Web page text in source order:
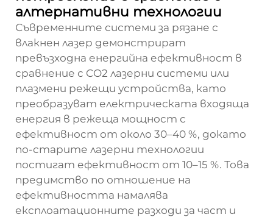
алтернативни технологии
Съвременните системи за рязане с
влакнен лазер демонстрират
превъзходна енергийна ефективност в
сравнение с CO2 лазерни системи или
плазмени режещи устройства, като
преобразуват електрическата входяща
енергия в режеща мощност с
ефективност от около 30–40 %, докато
по-старите лазерни технологии
постигат ефективност от 10–15 %. Това
предимство по отношение на
ефективността намалява
експлоатационните разходи за част и